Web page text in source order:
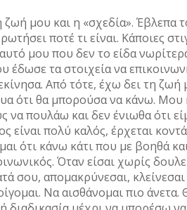
ζωή µου και η «σχεδία». Έβλεπα
ποτέ τι είναι. Κάποιες
µου που δεν το είδα
έδωσε τα στοιχεία να
Από τότε, έχω δει τη ζωή
ότι θα µπορούσα να κάνω.
να πουλάω και δεν ένιωθα ότι
είναι πολύ καλός, έρχεται
ότι κάνω κάτι που µε βοηθά
Όταν είσαι χωρίς
σου, αποµακρύνεσαι,
Να αισθάνοµαι πιο άνετα.